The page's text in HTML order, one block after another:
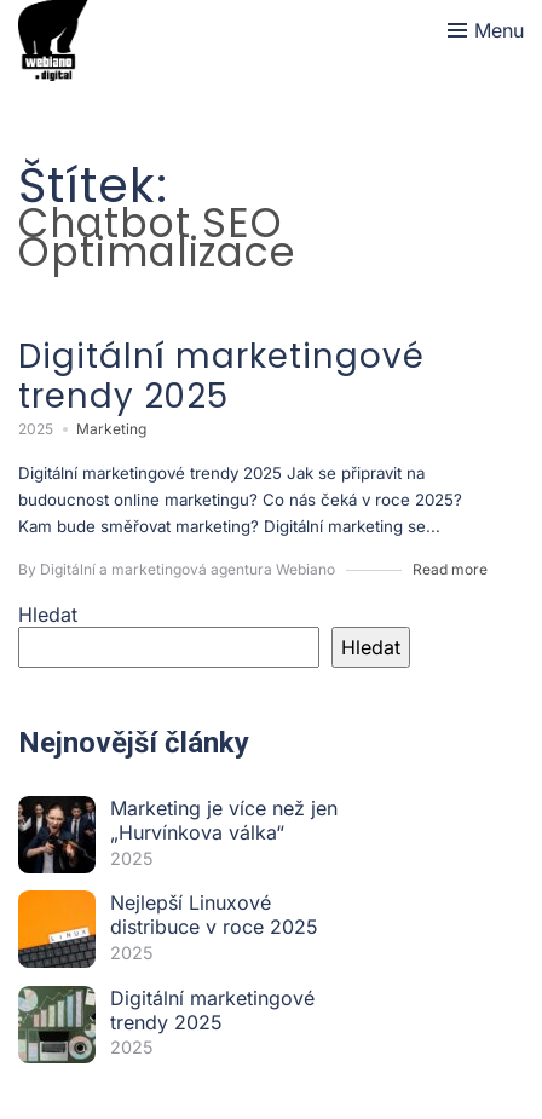
Menu
Štítek:
Chatbot SEO
Optimalizace
Digitální marketingové
trendy 2025
2025 Marketing
Digitální marketingové trendy 2025 Jak se připravit na
budoucnost online marketingu? Co nás čeká v roce 2025?
Kam bude směřovat marketing? Digitální marketing se...
By Digitální a marketingová agentura Webiano Read more
Hledat
Hledat
Nejnovější články
Marketing je více než jen
„Hurvínkova válka“
2025
Nejlepší Linuxové
distribuce v roce 2025
2025
Digitální marketingové
trendy 2025
2025